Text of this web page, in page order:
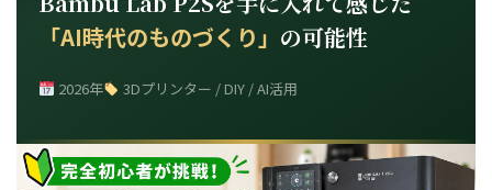
「AI時代のものづくり」 の可能性
2026年 3Dプリンター / DIY / AI活用